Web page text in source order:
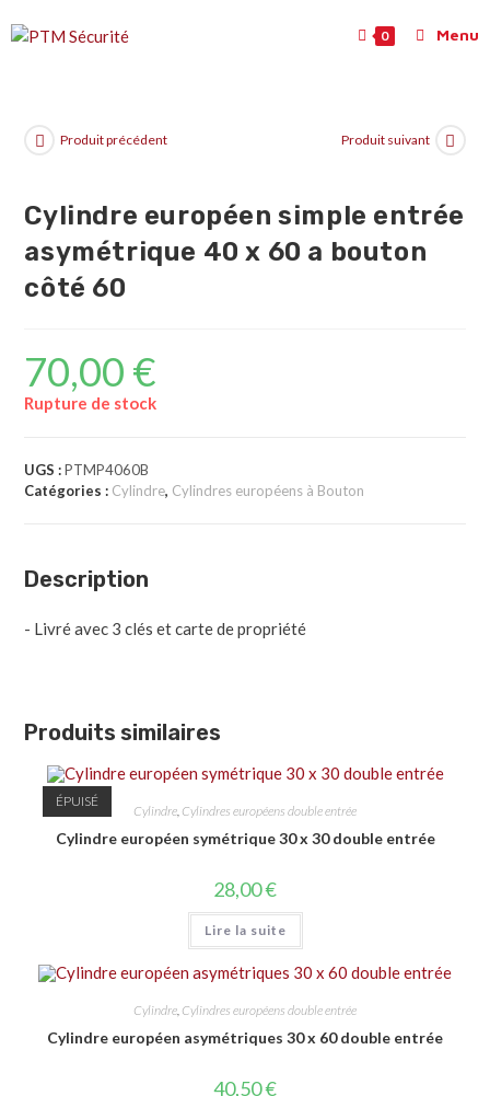
0 Menu
Produit précédent Produit suivant
Cylindre européen simple entrée
asymétrique 40 x 60 a bouton
côté 60
70,00 €
Rupture de stock
UGS :PTMP4060B
Catégories : Cylindre, Cylindres européens à Bouton
Description
- Livré avec 3 clés et carte de propriété
Produits similaires
ÉPUISÉ
Cylindre, Cylindres européens double entrée
Cylindre européen symétrique 30 x 30 double entrée
28,00€
Lire la suite
Cylindre, Cylindres européens double entrée
Cylindre européen asymétriques 30 x 60 double entrée
40,50€